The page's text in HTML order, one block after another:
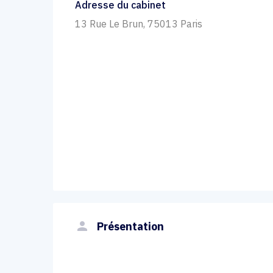
Adresse du cabinet
13 Rue Le Brun, 75013 Paris
person Présentation